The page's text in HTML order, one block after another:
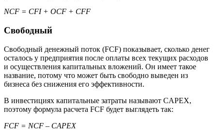
NCF = CFI + OCF + CFF
Свободный
Свободный денежный поток (FCF) показывает, сколько денег
осталось у предприятия после оплаты всех текущих расходов
и осуществления капитальных вложений. Он имеет такое
название, потому что может быть свободно выведен из
бизнеса без снижения его эффективности.
В инвестициях капитальные затраты называют CAPEX,
поэтому формула расчета FCF будет выглядеть так:
FCF = NCF – CAPEX